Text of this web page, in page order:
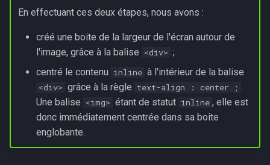
En effectuant ces deux étapes, nous avons :
créé une boite de la largeur de l'écran autour de
l'image, grâce à la balise <div> ;
centré le contenu inline à l'intérieur de la balise
<div> grâce à la règle text-align : center ; .
Une balise <img> étant de statut inline , elle est
donc immédiatement centrée dans sa boite
englobante.